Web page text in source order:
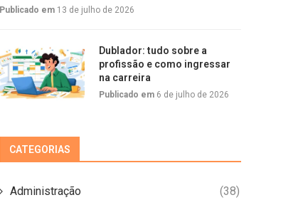
Publicado em 13 de julho de 2026
Dublador: tudo sobre a
profissão e como ingressar
na carreira
Publicado em 6 de julho de 2026
CATEGORIAS
Administração (38)